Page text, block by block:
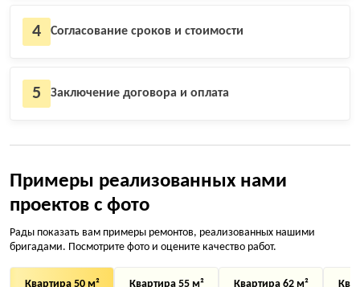
4 Согласование сроков и стоимости
5 Заключение договора и оплата
Примеры реализованных нами
проектов с фото
Рады показать вам примеры ремонтов, реализованных нашими
бригадами. Посмотрите фото и оцените качество работ.
Квартира 50 м² Квартира 55 м² Квартира 62 м²